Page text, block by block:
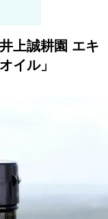
上誠耕園 エキ
イル」